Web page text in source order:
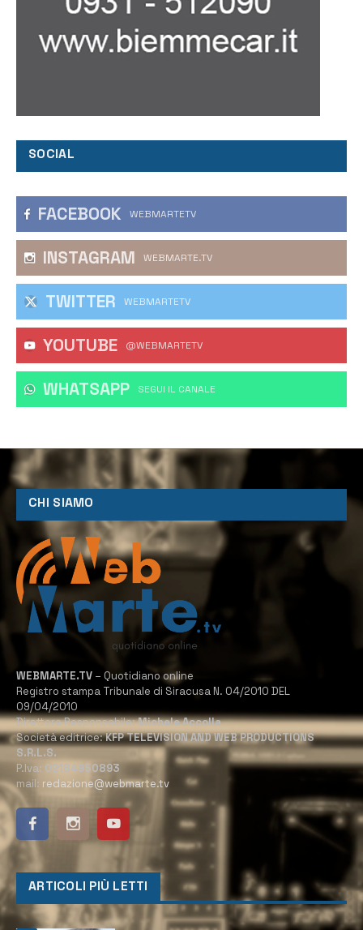
SOCIAL
FACEBOOK WEBMARTETV
INSTAGRAM WEBMARTE.TV
TWITTER WEBMARTETV
YOUTUBE @WEBMARTETV
WHATSAPP ‎SEGUI IL CANALE
CHI SIAMO
WEBMARTE.TV – Quotidiano online
Registro stampa Tribunale di Siracusa N. 04/2010 DEL
09/04/2010
Direttore Responsabile:Michele Accolla
Società editrice:KFP TELEVISION AND WEB PRODUCTIONS
S.R.L.S.
P.Iva: 02184950893
mail: redazione@webmarte.tv
ARTICOLI PIÙ LETTI